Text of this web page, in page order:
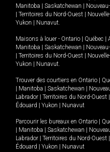
Manitoba
Saskatchewan
Territoires du Nord-Ouest
Yukon
Nunavut.
Maisons à louer - Ontario Québec
Manitoba
Saskatchewan
Territoires du Nord-Ouest
Yukon
Nunavut.
Trouver des courtiers en Ontario
Manitoba Saskatchewan
Labrador
Territoires du Nord-Ouest
Édouard
Yukon Nunavut
Parcourir les bureaux en Ontario
Manitoba Saskatchewan
Labrador
Territoires du Nord-Ouest
Édouard
Yukon Nunavut